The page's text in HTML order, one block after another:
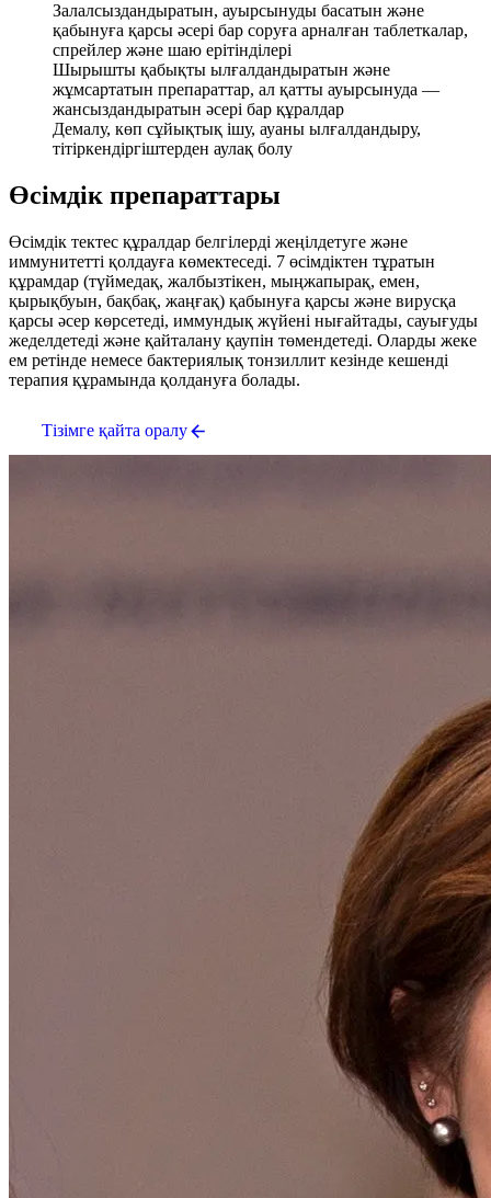
Залалсыздандыратын, ауырсынуды басатын және
қабынуға қарсы әсері бар соруға арналған таблеткалар,
спрейлер және шаю ерітінділері
Шырышты қабықты ылғалдандыратын және
жұмсартатын препараттар, ал қатты ауырсынуда —
жансыздандыратын әсері бар құралдар
Демалу, көп сұйықтық ішу, ауаны ылғалдандыру,
тітіркендіргіштерден аулақ болу
Өсімдік препараттары
Өсімдік тектес құралдар белгілерді жеңілдетуге және
иммунитетті қолдауға көмектеседі. 7 өсімдіктен тұратын
құрамдар (түймедақ, жалбызтікен, мыңжапырақ, емен,
қырықбуын, бақбақ, жаңғақ) қабынуға қарсы және вирусқа
қарсы әсер көрсетеді, иммундық жүйені нығайтады, сауығуды
жеделдетеді және қайталану қаупін төмендетеді. Оларды жеке
ем ретінде немесе бактериялық тонзиллит кезінде кешенді
терапия құрамында қолдануға болады.
Тізімге қайта оралу